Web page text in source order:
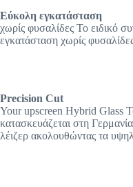
Εύκολη εγκατάσταση
χωρίς φυσαλίδες Το ειδικό
εγκατάσταση χωρίς
Precision Cut
Your upscreen Hybrid Glass
κατασκευάζεται στη
λέιζερ ακολουθώντας τα